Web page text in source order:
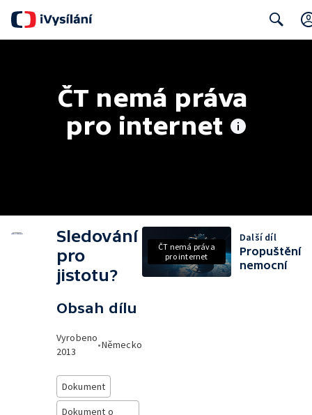
ČT nemá práva
pro internet
Sledování
pro
jistotu?
Obsah dílu
Vyrobeno
2013
•Německo
Dokument
Dokument o
ČT nemá práva
pro internet
Další díl
Propuštění
nemocní